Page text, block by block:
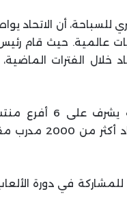
للسباحة، أن الاتحاد
عالمية. حيث قام رئيس
خلال الفترات
وأشار المهندس إدريس إلى أن
الجمهورية، ويضم أكثر من
إلى تأهيل ما لا يقل عن 10 سباحين